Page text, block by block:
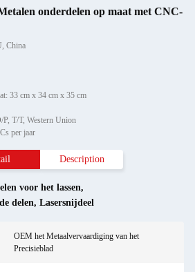
onderdelen op maat met CNC-
China
33 cm x 34 cm x 35 cm
T/T, Western Union
per jaar
Description
voor het lassen,
delen, Lasersnijdeel
OEM het Metaalvervaardiging van het
Precisieblad